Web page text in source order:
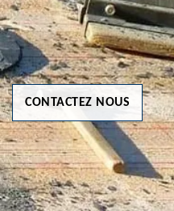
CONTACTEZ NOUS